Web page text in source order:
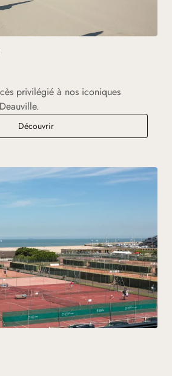
privilégié à nos iconiques
DécouvrirPlage